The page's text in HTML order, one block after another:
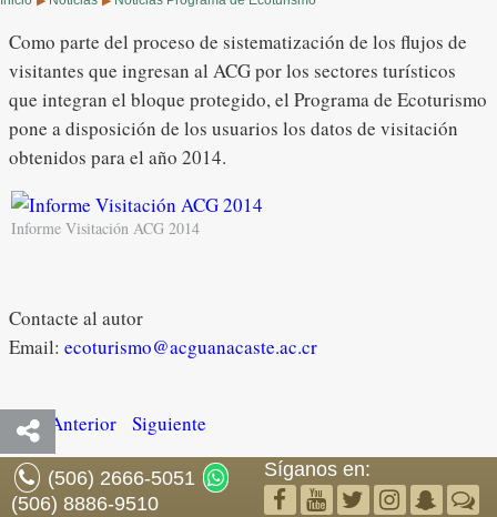
Como parte del proceso de sistematización de los flujos de
visitantes que ingresan al ACG por los sectores turísticos
que integran el bloque protegido, el Programa de Ecoturismo
pone a disposición de los usuarios los datos de visitación
obtenidos para el año 2014.
Informe Visitación ACG 2014
Contacte al autor
Email: ecoturismo@acguanacaste.ac.cr
Anterior Siguiente
(506) 2666-5051
(506) 8886-9510
Síganos en: